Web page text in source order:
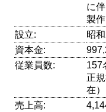
に
製作
設立:
昭
資本金:
従業員数:
157
正
在）
売上高: